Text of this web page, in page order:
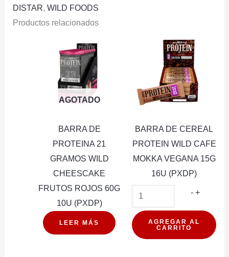
DISTAR, WILD FOODS
Productos relacionados
AGOTADO
BARRA DE
PROTEINA 21
GRAMOS WILD
CHEESCAKE
FRUTOS ROJOS 60G
10U (PXDP)
LEER MÁS
BARRA DE CEREAL
PROTEIN WILD CAFE
MOKKA VEGANA 15G
16U (PXDP)
- BARRA
CEREAL
+
AGREGAR AL
CARRITO